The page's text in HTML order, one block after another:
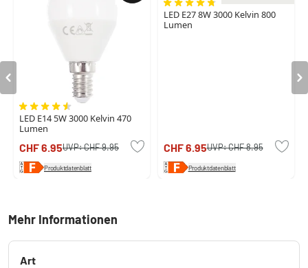
LED E14 5W 3000 Kelvin 470
Lumen
CHF 6.95UVP:CHF 9.95
Produktdatenblatt
LED E27 8W 3000 Kelvin 800
Lumen
CHF 6.95UVP:CHF 8.95
Produktdatenblatt
Mehr Informationen
Art